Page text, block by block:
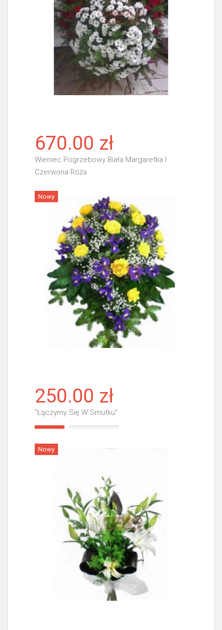
670.00 zł
Wieniec Pogrzebowy Biała Margaretka I
Czerwona Róża
Więcej
Nowy
250.00 zł
"Łączymy Się W Smutku"
Nowy